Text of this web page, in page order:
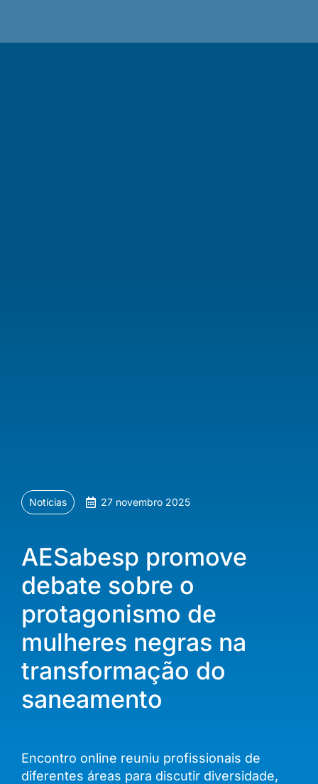
Notícias 27 novembro 2025
AESabesp promove
debate sobre o
protagonismo de
mulheres negras na
transformação do
saneamento
Encontro online reuniu profissionais de
diferentes áreas para discutir diversidade,